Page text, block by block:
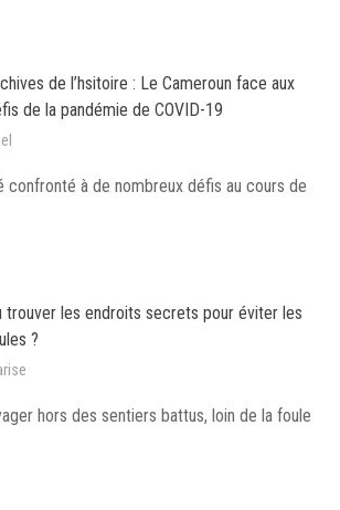
de l’hsitoire : Le Cameroun face aux
de la pandémie de COVID-19
confronté à de nombreux défis au cours de
trouver les endroits secrets pour éviter les
?
hors des sentiers battus, loin de la foule